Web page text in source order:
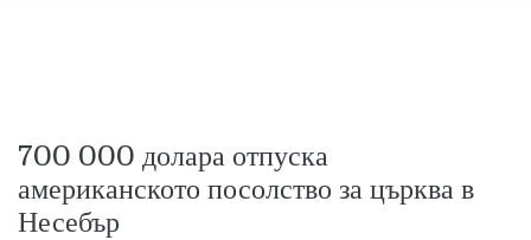
700 000 долара отпуска
американското посолство за църква в
Несебър